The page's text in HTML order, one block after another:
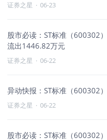
证券之星 · 06-23
股市必读：ST标准（600302
流出1446.82万元
证券之星 · 06-22
异动快报：ST标准（600302
证券之星 · 06-22
股市必读：ST标准（600302